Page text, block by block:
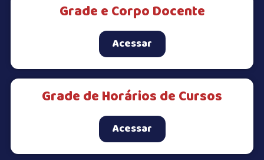
Grade e Corpo Docente
Acessar
Grade de Horários de Cursos
Acessar